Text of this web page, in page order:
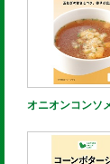
オニオンコンソ